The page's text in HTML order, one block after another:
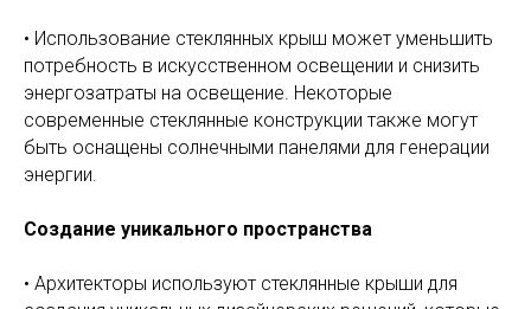
• Использование стеклянных крыш может уменьшить
потребность в искусственном освещении и снизить
энергозатраты на освещение. Некоторые
современные стеклянные конструкции также могут
быть оснащены солнечными панелями для генерации
энергии.
Создание уникального пространства
• Архитекторы используют стеклянные крыши для